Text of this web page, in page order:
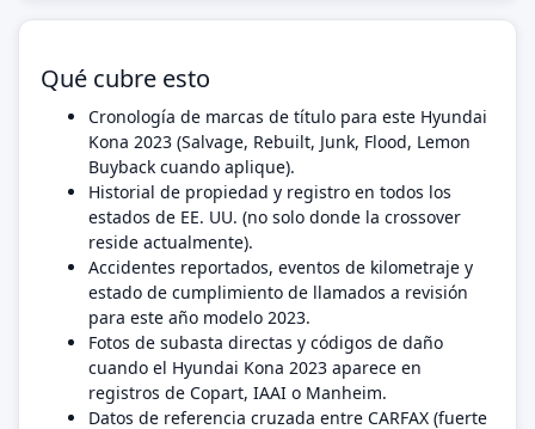
Qué cubre esto
Cronología de marcas de título para este Hyundai
Kona 2023 (Salvage, Rebuilt, Junk, Flood, Lemon
Buyback cuando aplique).
Historial de propiedad y registro en todos los
estados de EE. UU. (no solo donde la crossover
reside actualmente).
Accidentes reportados, eventos de kilometraje y
estado de cumplimiento de llamados a revisión
para este año modelo 2023.
Fotos de subasta directas y códigos de daño
cuando el Hyundai Kona 2023 aparece en
registros de Copart, IAAI o Manheim.
Datos de referencia cruzada entre CARFAX (fuerte